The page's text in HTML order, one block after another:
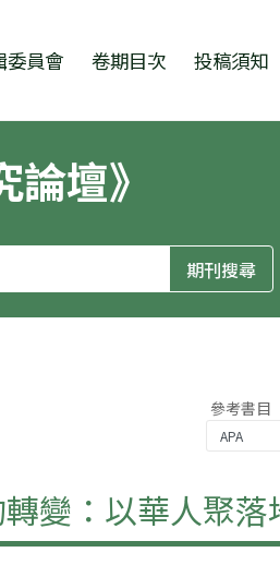
委員會 卷期目次 投稿須知
論壇》
參考書目
變：以華人聚